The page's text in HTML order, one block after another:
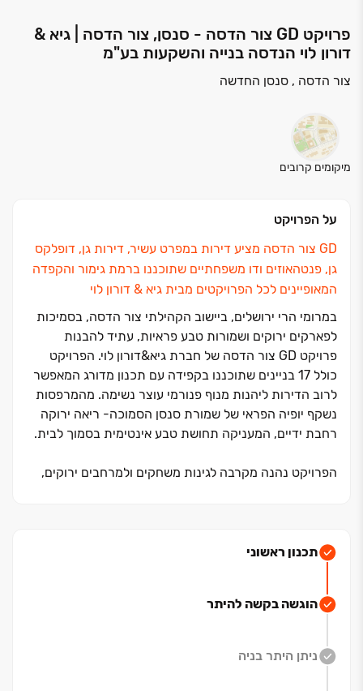
פרויקט GD צור הדסה - סנסן, צור הדסה | גיא &
דורון לוי הנדסה בנייה והשקעות בע"מ
צור הדסה , סנסן החדשה
מיקומים קרובים
על הפרויקט
GD צור הדסה מציע דירות במפרט עשיר, דירות גן, דופלקס
גן, פנטהאוזים ודו משפחתיים שתוכננו ברמת גימור והקפדה
המאופיינים לכל הפרויקטים מבית גיא & דורון לוי
במרומי הרי ירושלים, ביישוב הקהילתי צור הדסה, בסמיכות
לפארקים ירוקים ושמורות טבע פראיות, עתיד להבנות
פרויקט GD צור הדסה של חברת גיא&דורון לוי. הפרויקט
כולל ‏17 בניינים שתוכננו בקפידה עם תכנון מדורג המאפשר
לרוב הדירות ליהנות מנוף פנורמי עוצר נשימה. מהמרפסות
נשקף יופיה הפראי של שמורת סנסן הסמוכה- ריאה ירוקה
רחבת ידיים, המעניקה תחושת טבע אינטימית בסמוך לבית.
הפרויקט נהנה מקרבה לגינות משחקים ולמרחבים ירוקים,
תכנון ראשוני
הוגשה בקשה להיתר
ניתן היתר בניה